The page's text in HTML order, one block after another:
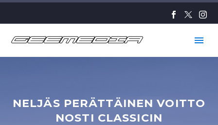
NELJÄS PERÄTTÄINEN VOITTO
NOSTI CLASSICIN